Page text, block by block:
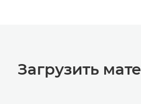
Загрузить